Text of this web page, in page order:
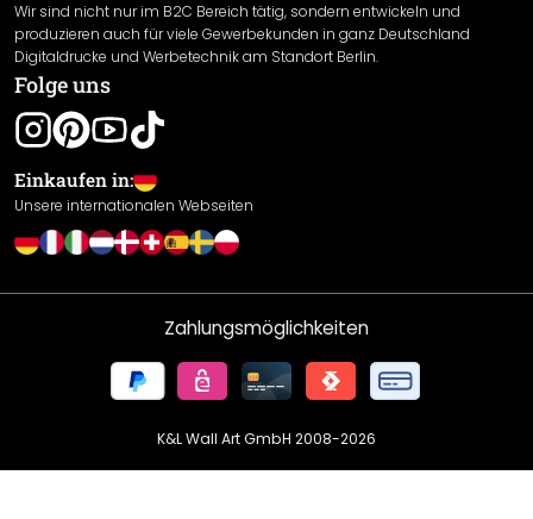
Widerrufsrecht
Datenschutzerklärung
Gewährleistung
Leistungserklärung / CE-Zeichen
Cookie Einstellungen
Wir sind nicht nur im B2C Bereich tätig, sondern entwickeln und
produzieren auch für viele Gewerbekunden in ganz Deutschland
Digitaldrucke und Werbetechnik am Standort Berlin.
Folge uns
Einkaufen in:
Unsere internationalen Webseiten
Zahlungsmöglichkeiten
K&L Wall Art GmbH 2008-2026